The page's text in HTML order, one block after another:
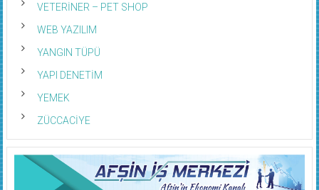
VETERİNER – PET SHOP
WEB YAZILIM
YANGIN TÜPÜ
YAPI DENETİM
YEMEK
ZÜCCACİYE